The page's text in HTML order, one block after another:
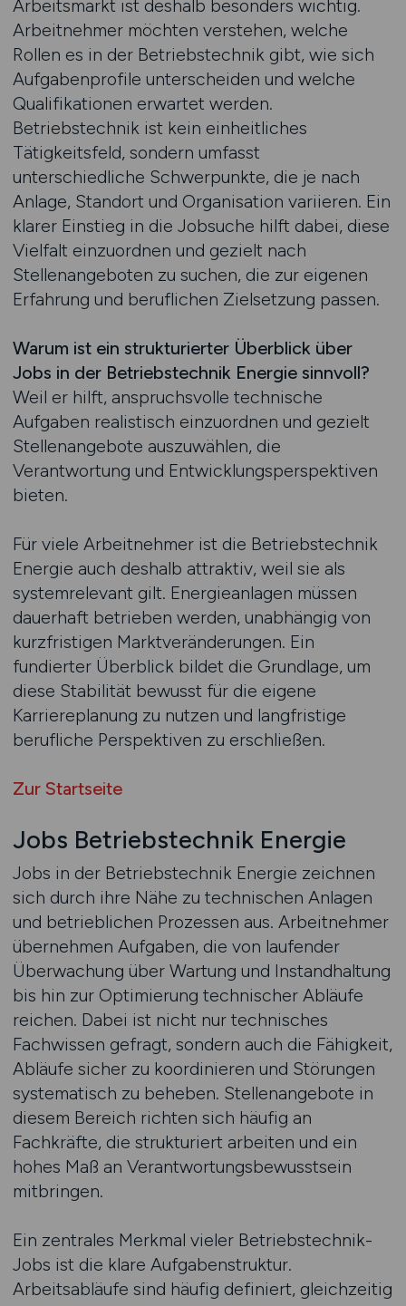
Arbeitsmarkt ist deshalb besonders wichtig.
Arbeitnehmer möchten verstehen, welche
Rollen es in der Betriebstechnik gibt, wie sich
Aufgabenprofile unterscheiden und welche
Qualifikationen erwartet werden.
Betriebstechnik ist kein einheitliches
Tätigkeitsfeld, sondern umfasst
unterschiedliche Schwerpunkte, die je nach
Anlage, Standort und Organisation variieren. Ein
klarer Einstieg in die Jobsuche hilft dabei, diese
Vielfalt einzuordnen und gezielt nach
Stellenangeboten zu suchen, die zur eigenen
Erfahrung und beruflichen Zielsetzung passen.
Warum ist ein strukturierter Überblick über
Jobs in der Betriebstechnik Energie sinnvoll?
Weil er hilft, anspruchsvolle technische
Aufgaben realistisch einzuordnen und gezielt
Stellenangebote auszuwählen, die
Verantwortung und Entwicklungsperspektiven
bieten.
Für viele Arbeitnehmer ist die Betriebstechnik
Energie auch deshalb attraktiv, weil sie als
systemrelevant gilt. Energieanlagen müssen
dauerhaft betrieben werden, unabhängig von
kurzfristigen Marktveränderungen. Ein
fundierter Überblick bildet die Grundlage, um
diese Stabilität bewusst für die eigene
Karriereplanung zu nutzen und langfristige
berufliche Perspektiven zu erschließen.
Zur Startseite
Jobs Betriebstechnik Energie
Jobs in der Betriebstechnik Energie zeichnen
sich durch ihre Nähe zu technischen Anlagen
und betrieblichen Prozessen aus. Arbeitnehmer
übernehmen Aufgaben, die von laufender
Überwachung über Wartung und Instandhaltung
bis hin zur Optimierung technischer Abläufe
reichen. Dabei ist nicht nur technisches
Fachwissen gefragt, sondern auch die Fähigkeit,
Abläufe sicher zu koordinieren und Störungen
systematisch zu beheben. Stellenangebote in
diesem Bereich richten sich häufig an
Fachkräfte, die strukturiert arbeiten und ein
hohes Maß an Verantwortungsbewusstsein
mitbringen.
Ein zentrales Merkmal vieler Betriebstechnik-
Jobs ist die klare Aufgabenstruktur.
Arbeitsabläufe sind häufig definiert, gleichzeitig